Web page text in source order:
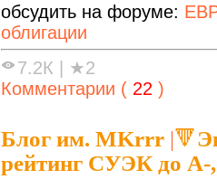
обсудить на форуме:
облигации
7.2К
★2
Комментарии ( 22 )
Блог им. MKrrr |
рейтинг СУЭК до А-,